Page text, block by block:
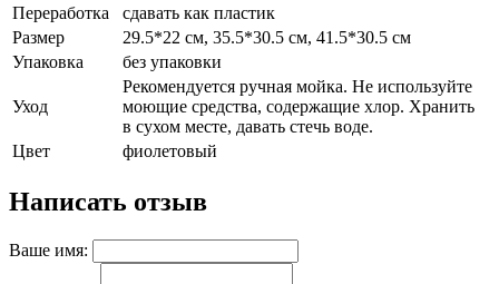
Переработка
сдавать как пластик
Размер
29.5*22 см, 35.5*30.5 см, 41.5*30.5 см
Упаковка
без упаковки
Уход
Рекомендуется ручная мойка. Не используйте
моющие средства, содержащие хлор. Хранить
в сухом месте, давать стечь воде.
Цвет
фиолетовый
Написать отзыв
Ваше имя: